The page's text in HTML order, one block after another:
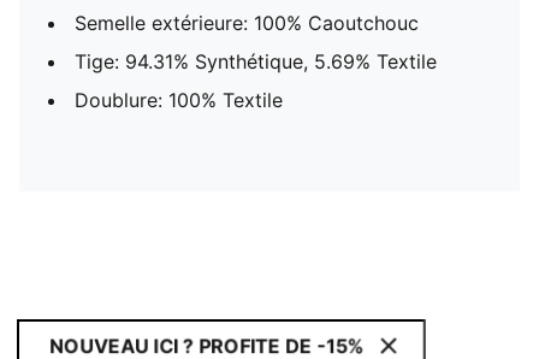
Semelle extérieure: 100% Caoutchouc
Tige: 94.31% Synthétique, 5.69% Textile
Doublure: 100% Textile
NOUVEAU ICI ? PROFITE DE -15%